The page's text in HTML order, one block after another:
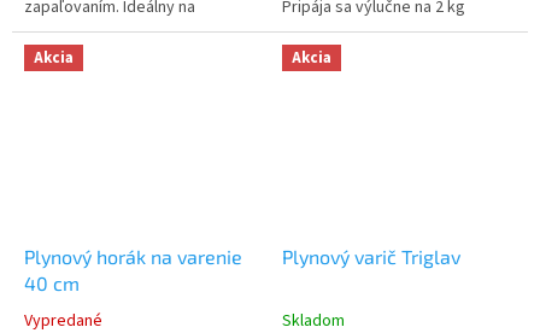
zapaľovaním. Ideálny na
kempovanie, dovolenku, alebo
do domácnosti.
Pripája sa výlučne na 2 kg
plynovú fľašu. Plynová fľaša NIE
JE súčasťou balenia.
Akcia
Plynový horák na varenie
40 cm
Vypredané
Akcia
Plynový varič Triglav
Skladom